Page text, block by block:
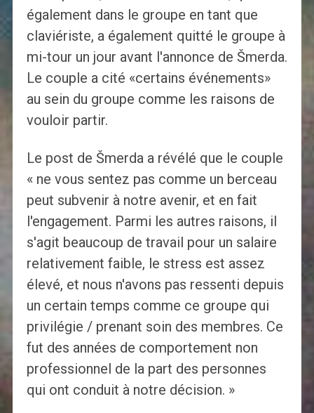
également dans le groupe en tant que
claviériste, a également quitté le groupe à
mi-tour un jour avant l'annonce de Šmerda.
Le couple a cité «certains événements»
au sein du groupe comme les raisons de
vouloir partir.
Le post de Šmerda a révélé que le couple
« ne vous sentez pas comme un berceau
peut subvenir à notre avenir, et en fait
l'engagement. Parmi les autres raisons, il
s'agit beaucoup de travail pour un salaire
relativement faible, le stress est assez
élevé, et nous n'avons pas ressenti depuis
un certain temps comme ce groupe qui
privilégie / prenant soin des membres. Ce
fut des années de comportement non
professionnel de la part des personnes
qui ont conduit à notre décision. »